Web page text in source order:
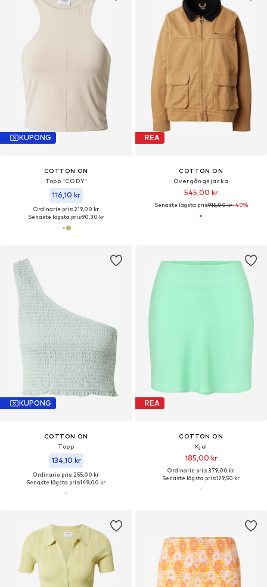
KUPONG
COTTON ON
Topp 'CODY'
116,10 kr
Ordinarie pris: 219,00 kr
Senaste lägsta pris:90,30 kr
REA
COTTON ON
Övergångsjacka
545,00 kr
Senaste lägsta pris:915,00 kr-40%
KUPONG
COTTON ON
Topp
134,10 kr
Ordinarie pris: 255,00 kr
Senaste lägsta pris:149,00 kr
REA
COTTON ON
Kjol
185,00 kr
Ordinarie pris: 379,00 kr
Senaste lägsta pris:129,50 kr